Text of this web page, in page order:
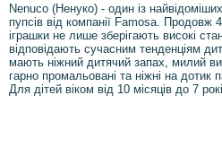
Nenuco (Ненуко) - один із
пупсів від компанії Famosa. Продовж
іграшки не лише зберігають високі
відповідають сучасним тенденціям
мають ніжний дитячий запах, милий
гарно промальовані та ніжні на дотик
Для дітей віком від 10 місяців до 7